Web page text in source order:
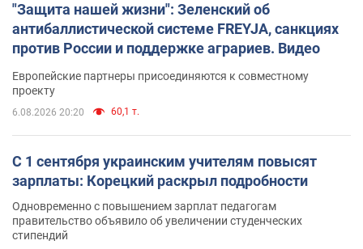
"Защита нашей жизни": Зеленский об
антибаллистической системе FREYJA, санкциях
против России и поддержке аграриев. Видео
Европейские партнеры присоединяются к совместному
проекту
6.08.2026 20:20 60,1 т.
С 1 сентября украинским учителям повысят
зарплаты: Корецкий раскрыл подробности
Одновременно с повышением зарплат педагогам
правительство объявило об увеличении студенческих
стипендий